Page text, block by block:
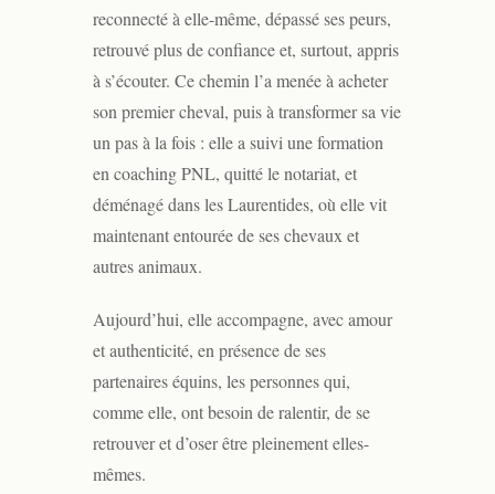
reconnecté à elle-même, dépassé ses peurs,
retrouvé plus de confiance et, surtout, appris
à s’écouter. Ce chemin l’a menée à acheter
son premier cheval, puis à transformer sa vie
un pas à la fois : elle a suivi une formation
en coaching PNL, quitté le notariat, et
déménagé dans les Laurentides, où elle vit
maintenant entourée de ses chevaux et
autres animaux.
Aujourd’hui, elle accompagne, avec amour
et authenticité, en présence de ses
partenaires équins, les personnes qui,
comme elle, ont besoin de ralentir, de se
retrouver et d’oser être pleinement elles-
mêmes.